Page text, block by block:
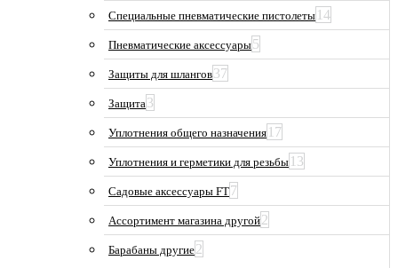
Специальные пневматические пистолеты 14
Пневматические аксессуары5
Защиты для шлангов37
Защита3
Уплотнения общего назначения 17
Уплотнения и герметики для резьбы 13
Садовые аксессуары FT7
Ассортимент магазина другой2
Барабаны другие2